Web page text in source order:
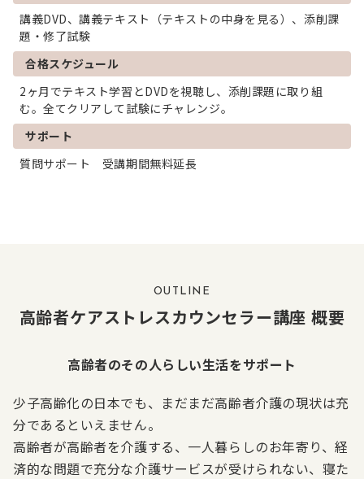
講義DVD、講義テキスト（テキストの中身を見る）、添削課
題・修了試験
合格スケジュール
2ヶ月でテキスト学習とDVDを視聴し、添削課題に取り組
む。全てクリアして試験にチャレンジ。
サポート
質問サポート 受講期間無料延長
OUTLINE
高齢者ケアストレスカウンセラー講座 概要
高齢者のその人らしい生活をサポート
少子高齢化の日本でも、まだまだ高齢者介護の現状は充
分であるといえません。
高齢者が高齢者を介護する、一人暮らしのお年寄り、経
済的な問題で充分な介護サービスが受けられない、寝た